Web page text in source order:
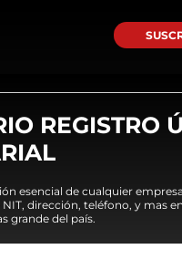
REGISTRO
esencial de cualquier
dirección, teléfono, y mas
grande del país.